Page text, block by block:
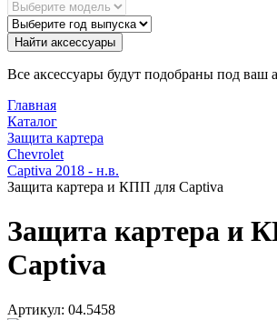
Найти аксессуары
Все аксессуары будут подобраны под ваш
Главная
Каталог
Защита картера
Chevrolet
Captiva 2018 - н.в.
Защита картера и КПП для Captiva
Защита картера и
Captiva
Артикул: 04.5458